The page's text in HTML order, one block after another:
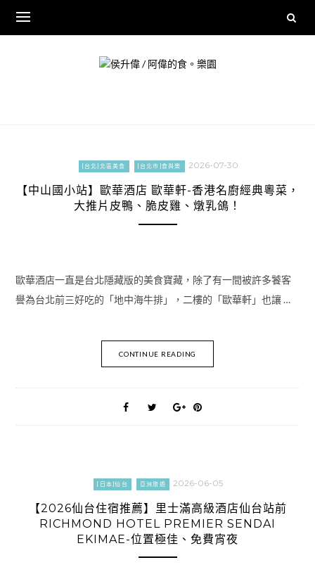
content
[台北]北區美食 [台北市]食與樂 2026-07-30
【中山國小站】歐華酒店 歐華軒-香港名廚經典粵菜，
大推片皮鴨、脆皮雞、燉乳鴿！
歐華酒店一直是台北隱藏版的美食寶藏，除了有一間被許多饕客
譽為台北前三好吃的「地中海牛排」，二樓的「歐華軒」也讓 …
CONTINUE READING
[日本]仙台 亞洲旅遊 2026-06-05
【2026仙台住宿推薦】里士滿高級酒店仙台站前
RICHMOND HOTEL PREMIER SENDAI
EKIMAE-位置極佳、免費宵夜